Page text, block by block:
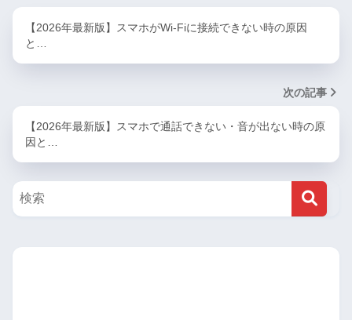
【2026年最新版】スマホがWi-Fiに接続できない時の原因
と…
次の記事
【2026年最新版】スマホで通話できない・音が出ない時の原
因と…